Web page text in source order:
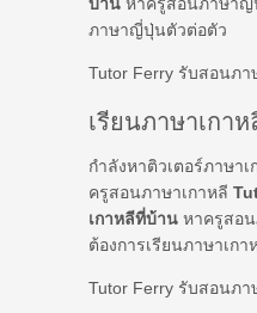
ภาษาญี่ปุ่นตัวต่อตัว
Tutor Ferry รับสอนภ
เรียนภาษาเกา
กำลังหาติวเตอร์ภาษา
ครูสอนภาษาเกาหลี
เกาหลีที่บ้าน หาครูสอ
ต้องการเรียนภาษาเก
Tutor Ferry รับสอนภา